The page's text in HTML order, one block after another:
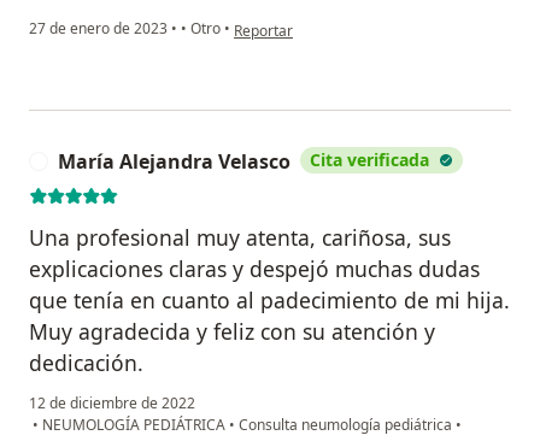
27 de enero de 2023 • • Otro • en opinión del usuario Carina santos
Reportar
María Alejandra Velasco Cita verificada
Una profesional muy atenta, cariñosa, sus
explicaciones claras y despejó muchas dudas
que tenía en cuanto al padecimiento de mi hija.
Muy agradecida y feliz con su atención y
dedicación.
12 de diciembre de 2022
• NEUMOLOGÍA PEDIÁTRICA • Consulta neumología pediátrica •